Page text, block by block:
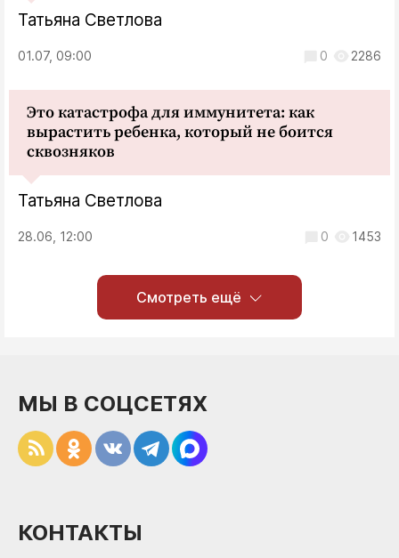
Татьяна Светлова
01.07, 09:00 0 2286
Это катастрофа для иммунитета: как
вырастить ребенка, который не боится
сквозняков
Татьяна Светлова
28.06, 12:00 0 1453
Смотреть ещё
МЫ В СОЦСЕТЯХ
КОНТАКТЫ